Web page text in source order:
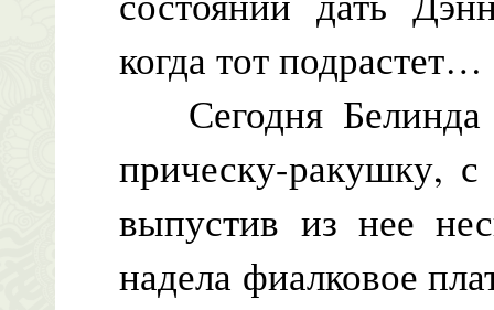
когда тот подрастет…
Сегодня Белинда
прическу-ракушку,
выпустив из нее
надела фиалковое